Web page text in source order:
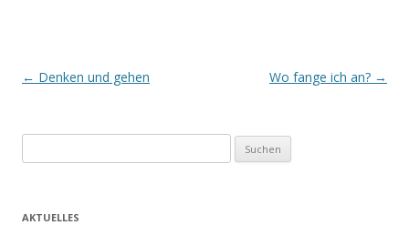
Beitrags-
← Denken und gehen Wo fange ich an? →
nach:
AKTUELLES